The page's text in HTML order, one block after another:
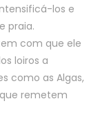
los e
praia.
com que ele
loiros a
como as Algas,
remetem